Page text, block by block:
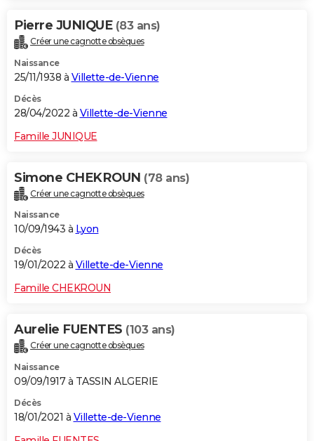
Pierre JUNIQUE (83 ans)
Créer une cagnotte obsèques
Naissance
25/11/1938 à Villette-de-Vienne
Décès
28/04/2022 à Villette-de-Vienne
Famille JUNIQUE
Simone CHEKROUN (78 ans)
Créer une cagnotte obsèques
Naissance
10/09/1943 à Lyon
Décès
19/01/2022 à Villette-de-Vienne
Famille CHEKROUN
Aurelie FUENTES (103 ans)
Créer une cagnotte obsèques
Naissance
09/09/1917 à TASSIN ALGERIE
Décès
18/01/2021 à Villette-de-Vienne